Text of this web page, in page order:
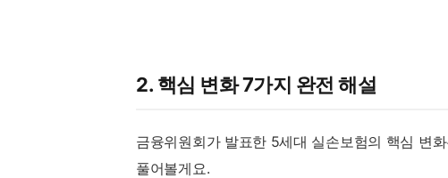
2. 핵심 변화 7가지 완전 해설
금융위원회가 발표한 5세대 실손보험의 핵심 변
풀어볼게요.